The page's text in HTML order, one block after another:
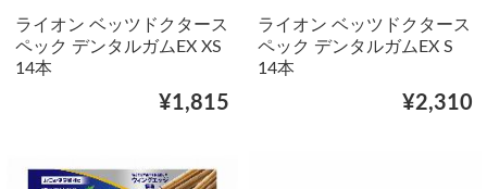
ライオン ベッツドクタース
ペック デンタルガムEX XS
14本
¥1,815
ライオン ベッツドクタース
ペック デンタルガムEX S
14本
¥2,310